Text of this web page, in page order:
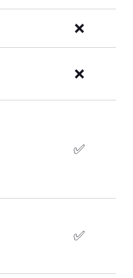
❌
❌
✅
✅